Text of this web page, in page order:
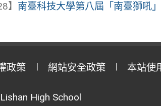
】 南臺科技大學第八屆「南臺獅吼
政策 網站安全政策 本站使
High School